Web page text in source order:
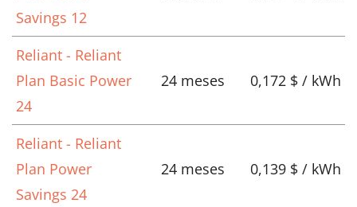
Savings 12
Reliant - Reliant
Plan Basic Power
24
24 meses 0,172 $ / kWh
Reliant - Reliant
Plan Power
Savings 24
24 meses 0,139 $ / kWh